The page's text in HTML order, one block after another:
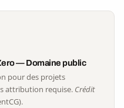
— Domaine public
pour des projets
attribution requise. Crédit